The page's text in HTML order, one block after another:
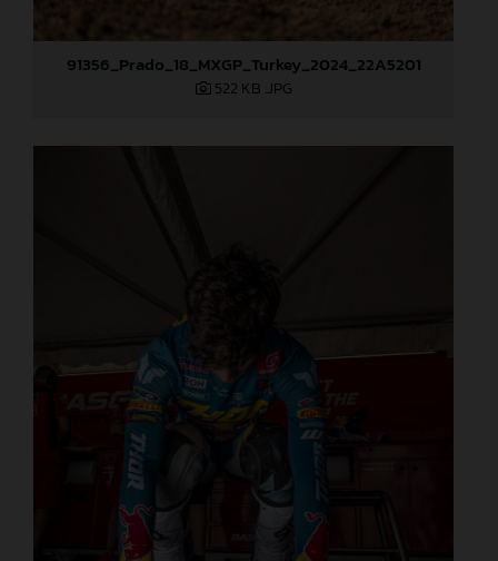
91356_Prado_18_MXGP_Turkey_2024_22A5201
522 KB .JPG